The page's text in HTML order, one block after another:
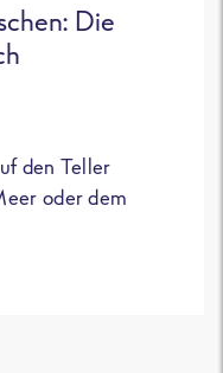
Die
den Teller
oder dem